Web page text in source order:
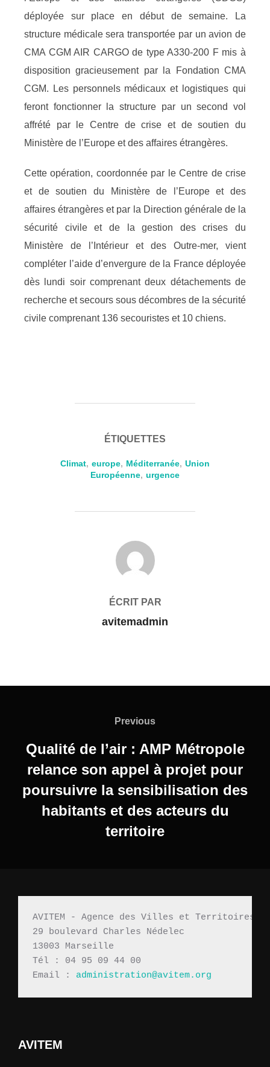
déployée sur place en début de semaine. La
structure médicale sera transportée par un avion de
CMA CGM AIR CARGO de type A330-200 F mis à
disposition gracieusement par la Fondation CMA
CGM. Les personnels médicaux et logistiques qui
feront fonctionner la structure par un second vol
affrété par le Centre de crise et de soutien du
Ministère de l’Europe et des affaires étrangères.
Cette opération, coordonnée par le Centre de crise
et de soutien du Ministère de l’Europe et des
affaires étrangères et par la Direction générale de la
sécurité civile et de la gestion des crises du
Ministère de l’Intérieur et des Outre-mer, vient
compléter l’aide d’envergure de la France déployée
dès lundi soir comprenant deux détachements de
recherche et secours sous décombres de la sécurité
civile comprenant 136 secouristes et 10 chiens.
ÉTIQUETTES
Climat, europe, Méditerranée, Union
Européenne, urgence
AUTEUR DE LA PUBLICATION
ÉCRIT PAR
avitemadmin
Previous
Qualité de l’air : AMP Métropole
relance son appel à projet pour
poursuivre la sensibilisation des
habitants et des acteurs du
territoire
AVITEM - Agence des Villes et Territoires
29 boulevard Charles Nédelec
13003 Marseille
Tél : 04 95 09 44 00
Email : administration@avitem.org
AVITEM